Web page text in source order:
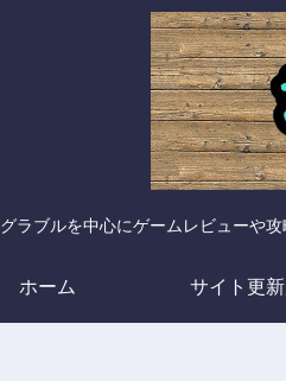
グラブルを中心にゲームレビューや
ホーム サイト更